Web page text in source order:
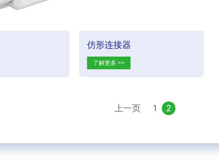
仿形连接器
了解更多 >>
上一页 1 2